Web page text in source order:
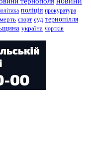
поліція прокуратура
спорт суд тернопілля
україна чортків